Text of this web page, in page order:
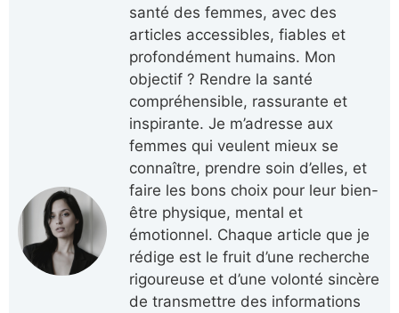
santé des femmes, avec des
articles accessibles, fiables et
profondément humains. Mon
objectif ? Rendre la santé
compréhensible, rassurante et
inspirante. Je m’adresse aux
femmes qui veulent mieux se
connaître, prendre soin d’elles, et
faire les bons choix pour leur bien-
être physique, mental et
émotionnel. Chaque article que je
rédige est le fruit d’une recherche
rigoureuse et d’une volonté sincère
de transmettre des informations